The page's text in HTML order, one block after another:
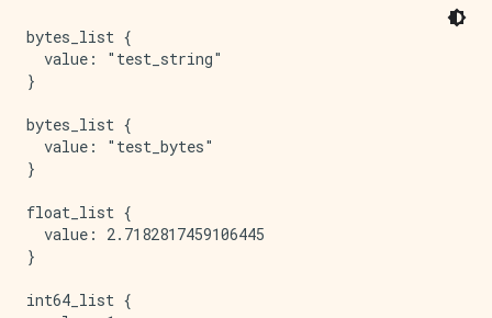
bytes_list {
  value: "test_string"
}
bytes_list {
  value: "test_bytes"
}
float_list {
  value: 2.7182817459106445
}
int64_list {